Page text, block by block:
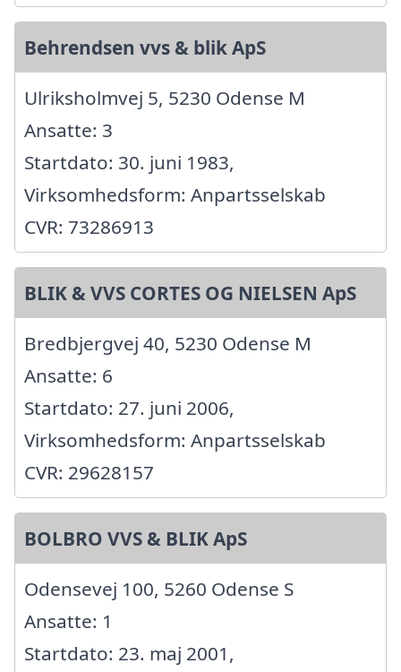
Behrendsen vvs & blik ApS
Ulriksholmvej 5, 5230 Odense M
Ansatte: 3
Startdato: 30. juni 1983,
Virksomhedsform: Anpartsselskab
CVR: 73286913
BLIK & VVS CORTES OG NIELSEN ApS
Bredbjergvej 40, 5230 Odense M
Ansatte: 6
Startdato: 27. juni 2006,
Virksomhedsform: Anpartsselskab
CVR: 29628157
BOLBRO VVS & BLIK ApS
Odensevej 100, 5260 Odense S
Ansatte: 1
Startdato: 23. maj 2001,